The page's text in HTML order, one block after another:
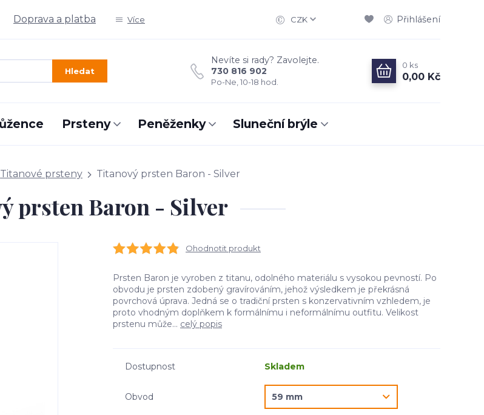
Doprava a platba Více CZK Přihlášení
Hledat
Nevíte si rady? Zavolejte.
730 816 902
Po-Ne, 10-18 hod.
0 ks
0,00 Kč
Prsteny Peněženky Sluneční brýle
Titanové prsteny Titanový prsten Baron - Silver
prsten Baron - Silver
Ohodnotit produkt
Prsten Baron je vyroben z titanu, odolného materiálu s vysokou pevností. Po
obvodu je prsten zdobený gravírováním, jehož výsledkem je překrásná
povrchová úprava. Jedná se o tradiční prsten s konzervativním vzhledem, je
proto vhodným doplňkem k formálnímu i neformálnímu outfitu. Velikost
prstenu může... celý popis
Dostupnost Skladem
Obvod